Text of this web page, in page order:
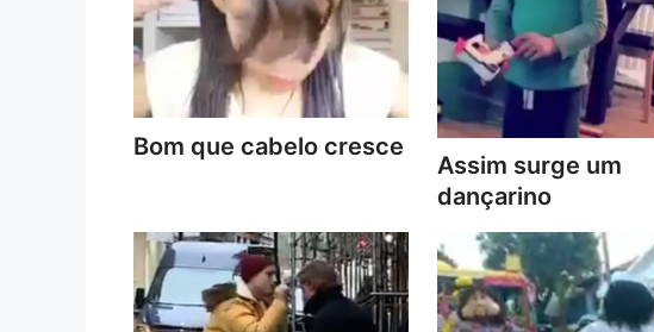
Bom que cabelo cresce
Assim surge um
dançarino